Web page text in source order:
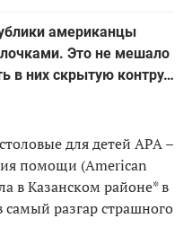
американцы
Это не мешало
в них скрытую контру…
для детей АРА –
помощи (American
в Казанском районе* в
самый разгар страшного